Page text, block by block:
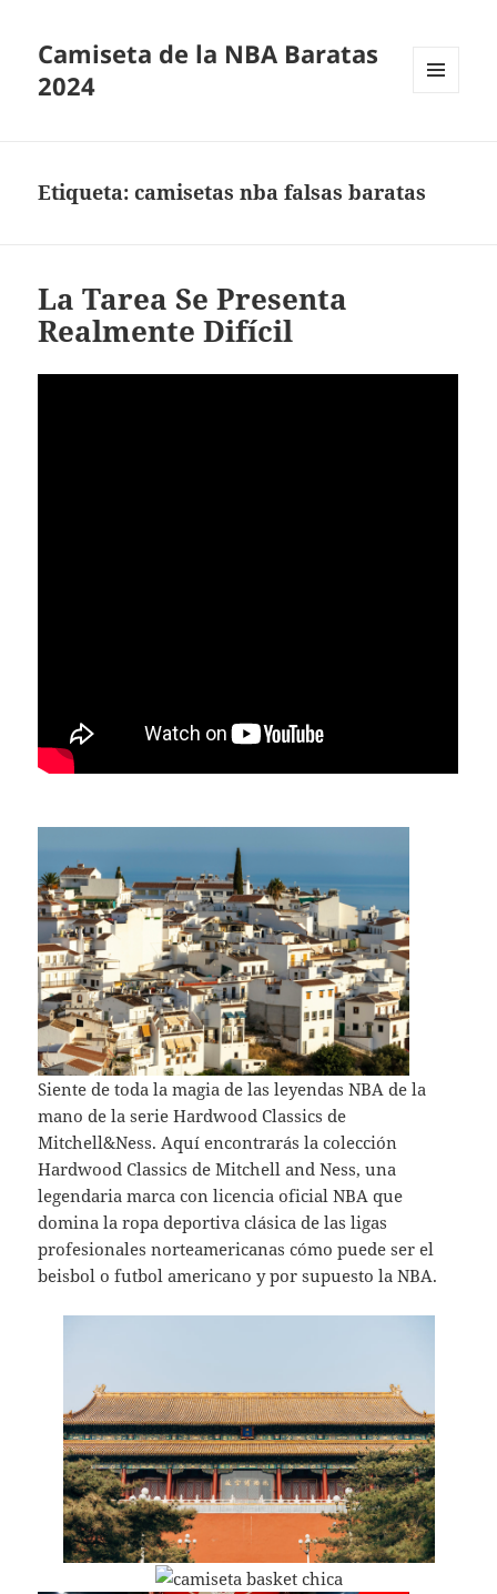
Camiseta de la NBA Baratas
2024
Etiqueta:camisetas nba falsas baratas
La Tarea Se Presenta
Realmente Difícil
Siente de toda la magia de las leyendas NBA de la
mano de la serie Hardwood Classics de
Mitchell&Ness. Aquí encontrarás la colección
Hardwood Classics de Mitchell and Ness, una
legendaria marca con licencia oficial NBA que
domina la ropa deportiva clásica de las ligas
profesionales norteamericanas cómo puede ser el
beisbol o futbol americano y por supuesto la NBA.